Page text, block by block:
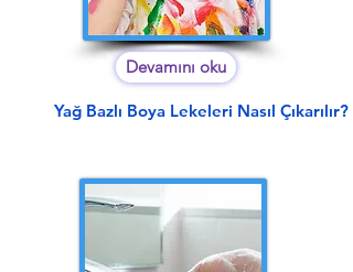
Devamını oku
Yağ Bazlı Boya Lekeleri Nasıl Çıkarılır?